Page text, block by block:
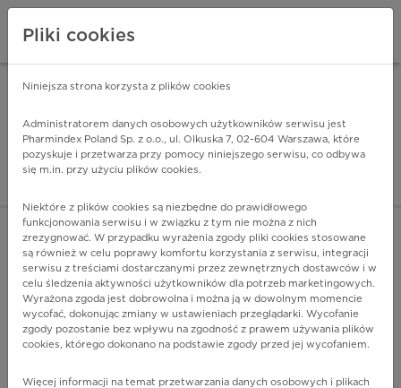
Pharmindex - lider
ZALOGUJ SIĘ
POKAŻ FILTRY
Pharmindex
Pliki cookies
Niniejsza strona korzysta z plików cookies
Administratorem danych osobowych użytkowników serwisu jest
Pharmindex Poland Sp. z o.o., ul. Olkuska 7, 02-604 Warszawa, które
pozyskuje i przetwarza przy pomocy niniejszego serwisu, co odbywa
się m.in. przy użyciu plików cookies.
Niektóre z plików cookies są niezbędne do prawidłowego
funkcjonowania serwisu i w związku z tym nie można z nich
zrezygnować. W przypadku wyrażenia zgody pliki cookies stosowane
są również w celu poprawy komfortu korzystania z serwisu, integracji
serwisu z treściami dostarczanymi przez zewnętrznych dostawców i w
celu śledzenia aktywności użytkowników dla potrzeb marketingowych.
Wyrażona zgoda jest dobrowolna i można ją w dowolnym momencie
wycofać, dokonując zmiany w ustawieniach przeglądarki. Wycofanie
zgody pozostanie bez wpływu na zgodność z prawem używania plików
cookies, którego dokonano na podstawie zgody przed jej wycofaniem.
Więcej informacji na temat przetwarzania danych osobowych i plikach
ZA DARMO - w Google Play INSTALUJ